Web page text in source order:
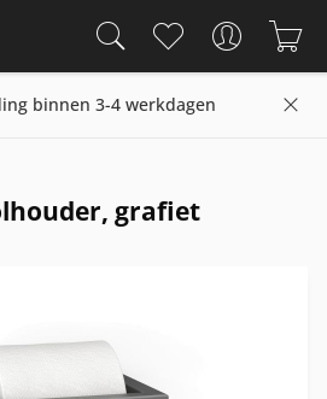
binnen 3-4 werkdagen
grafiet